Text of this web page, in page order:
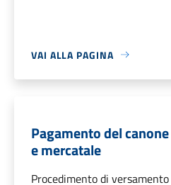
VAI ALLA PAGINA
Pagamento del
e mercatale
Procedimento di